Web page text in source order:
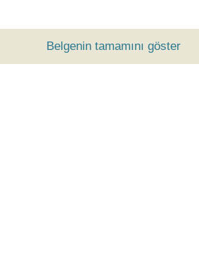
Belgenin tamamını göster